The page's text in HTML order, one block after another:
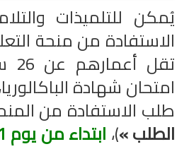
يُمكن للتلميذات
الاستفادة من منحة
امتحان شهادة
طلب الاستفادة من
الطلب »)،